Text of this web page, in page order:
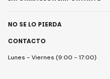
CONTACTO
Lunes - Viernes (9:00 - 17:00)
NO SE LO PIERDA